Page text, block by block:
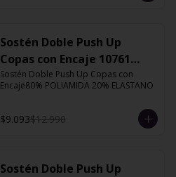
Sostén Doble Push Up
Copas con Encaje 10761
Cobalto
Sostén Doble Push Up Copas con
Encaje80% POLIAMIDA 20% ELASTANO
$9.093$12.990
Sostén Doble Push Up